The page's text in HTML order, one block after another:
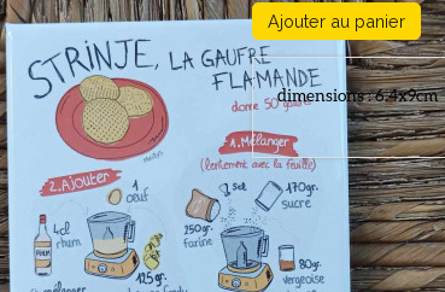
dimensions : 6.4x9cm